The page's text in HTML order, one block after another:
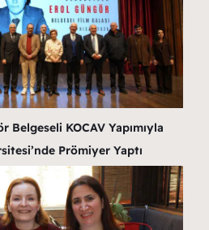
Belgeseli KOCAV Yapımıyla
Prömiyer Yaptı